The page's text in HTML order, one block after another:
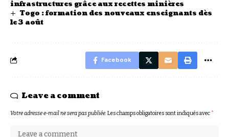
infrastructures grâce aux recettes minières
Togo : formation des nouveaux enseignants dès
le 3 août
Facebook
Leave a comment
Votre adresse e-mail ne sera pas publiée.Les champs obligatoires sont indiqués avec*